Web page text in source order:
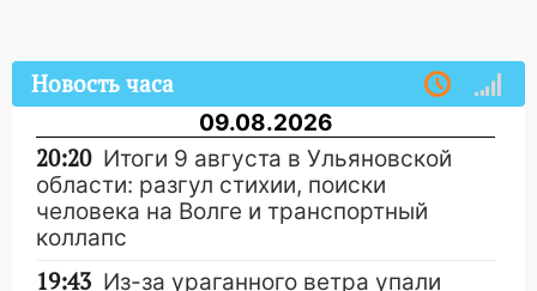
Новость часа
09.08.2026
20:20 Итоги 9 августа в Ульяновской
области: разгул стихии, поиски
человека на Волге и транспортный
коллапс
19:43 Из-за ураганного ветра упали